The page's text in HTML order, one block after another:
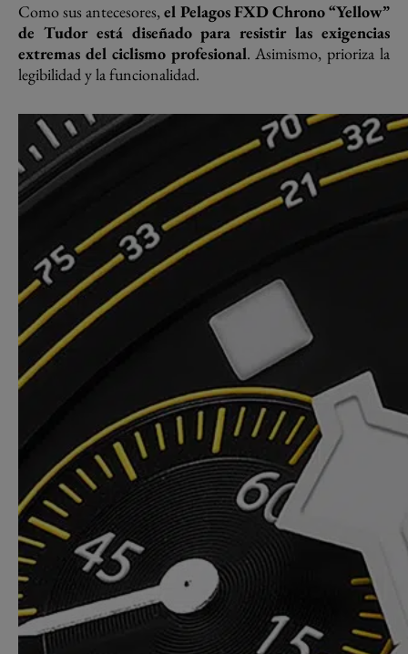
Como sus antecesores,el Pelagos FXD Chrono “Yellow”
de Tudor está diseñado para resistir las exigencias
extremas del ciclismo profesional. Asimismo, prioriza la
legibilidad y la funcionalidad.